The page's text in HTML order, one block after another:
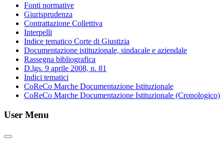
Fonti normative
Giurisprudenza
Contrattazione Collettiva
Interpelli
Indice tematico Corte di Giustizia
Documentazione istituzionale, sindacale e aziendale
Rassegna bibliografica
D.lgs. 9 aprile 2008, n. 81
Indici tematici
CoReCo Marche Documentazione Istituzionale
CoReCo Marche Documentazione Istituzionale (Cronologico)
User Menu